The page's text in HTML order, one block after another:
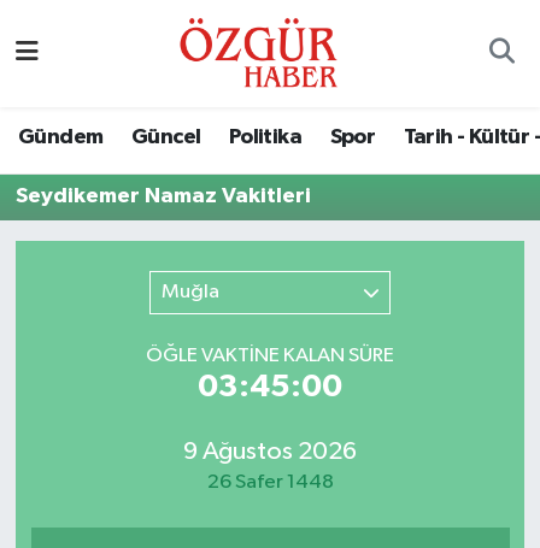
Gündem Güncel Politika Spor Tarih - Kültür
Seydikemer Namaz Vakitleri
Muğla
ÖĞLE VAKTİNE KALAN SÜRE
03:45:00
9 Ağustos 2026
26 Safer 1448
Ekonomi
Nöbetçi Eczaneler
Trafik Durumu
Tüm Manşetler
Son Dakika Haberleri